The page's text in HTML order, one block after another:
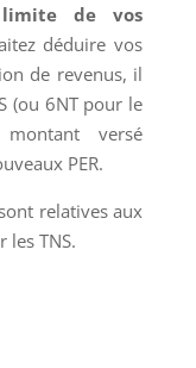
de vos
déduire vos
de revenus, il
(ou 6NT pour le
versé
PER.
relatives aux
les TNS.